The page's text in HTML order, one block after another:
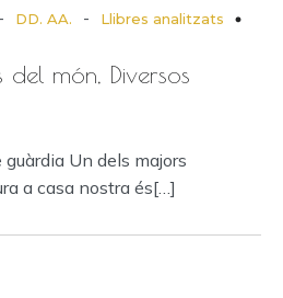
- DD. AA. -
Llibres analitzats
del món, Diversos
Un dels majors
a casa nostra és[…]